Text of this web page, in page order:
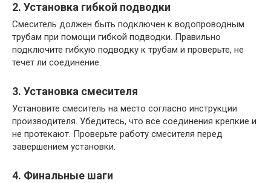
2. Установка гибкой подводки
Смеситель должен быть подключен к водопроводным
трубам при помощи гибкой подводки. Правильно
подключите гибкую подводку к трубам и проверьте, не
течет ли соединение.
3. Установка смесителя
Установите смеситель на место согласно инструкции
производителя. Убедитесь, что все соединения крепкие и
не протекают. Проверьте работу смесителя перед
завершением установки.
4. Финальные шаги